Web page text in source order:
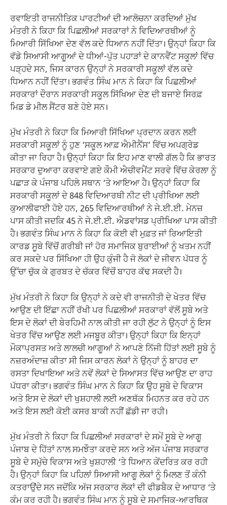
ਰਵਾਇਤੀ ਰਾਜਨੀਤਿਕ ਪਾਰਟੀਆਂ ਦੀ ਆਲੋਚਨਾ ਕਰਦਿਆਂ ਮੁੱਖ
ਮੰਤਰੀ ਨੇ ਕਿਹਾ ਕਿ ਪਿਛਲੀਆਂ ਸਰਕਾਰਾਂ ਨੇ ਵਿਦਿਆਰਥੀਆਂ ਨੂੰ
ਮਿਆਰੀ ਸਿੱਖਿਆ ਦੇਣ ਵੱਲ ਕਦੇ ਧਿਆਨ ਨਹੀਂ ਦਿੱਤਾ। ਉਨ੍ਹਾਂ ਕਿਹਾ ਕਿ
ਵੱਡੇ ਸਿਆਸੀ ਆਗੂਆਂ ਦੇ ਧੀਆਂ-ਪੁੱਤ ਪਹਾੜਾਂ ਦੇ ਕਾਨਵੈਂਟ ਸਕੂਲਾਂ ਵਿੱਚ
ਪੜ੍ਹਦੇ ਸਨ, ਜਿਸ ਕਾਰਨ ਉਨ੍ਹਾਂ ਨੇ ਸਰਕਾਰੀ ਸਕੂਲਾਂ ਵੱਲ ਕਦੇ
ਧਿਆਨ ਨਹੀਂ ਦਿੱਤਾ। ਭਗਵੰਤ ਸਿੰਘ ਮਾਨ ਨੇ ਕਿਹਾ ਕਿ ਪਿਛਲੀਆਂ
ਸਰਕਾਰਾਂ ਦੌਰਾਨ ਸਰਕਾਰੀ ਸਕੂਲ ਸਿੱਖਿਆ ਦੇਣ ਦੀ ਬਜਾਏ ਸਿਰਫ਼
ਮਿਡ ਡੇ ਮੀਲ ਸੈਂਟਰ ਬਣੇ ਹੋਏ ਸਨ।
ਮੁੱਖ ਮੰਤਰੀ ਨੇ ਕਿਹਾ ਕਿ ਮਿਆਰੀ ਸਿੱਖਿਆ ਪ੍ਰਦਾਨ ਕਰਨ ਲਈ
ਸਰਕਾਰੀ ਸਕੂਲਾਂ ਨੂੰ ਹੁਣ ‘ਸਕੂਲ ਆਫ਼ ਐਮੀਨੈਂਸ’ ਵਿੱਚ ਅਪਗ੍ਰੇਡ
ਕੀਤਾ ਜਾ ਰਿਹਾ ਹੈ। ਉਨ੍ਹਾਂ ਕਿਹਾ ਕਿ ਇਹ ਮਾਣ ਵਾਲੀ ਗੱਲ ਹੈ ਕਿ ਭਾਰਤ
ਸਰਕਾਰ ਦੁਆਰਾ ਕਰਵਾਏ ਗਏ ਕੌਮੀ ਐਚੀਵਮੈਂਟ ਸਰਵੇ ਵਿੱਚ ਕੇਰਲਾ ਨੂੰ
ਪਛਾੜ ਕੇ ਪੰਜਾਬ ਪਹਿਲੇ ਸਥਾਨ ‘ਤੇ ਆਇਆ ਹੈ। ਉਨ੍ਹਾਂ ਕਿਹਾ ਕਿ
ਸਰਕਾਰੀ ਸਕੂਲਾਂ ਦੇ 848 ਵਿਦਿਆਰਥੀ ਨੀਟ ਦੀ ਪ੍ਰੀਖਿਆ ਲਈ
ਕੁਆਲੀਫਾਈ ਹੋਏ ਹਨ, 265 ਵਿਦਿਆਰਥੀਆਂ ਨੇ ਜੇ.ਈ.ਈ. ਮੇਨਜ਼
ਪਾਸ ਕੀਤੀ ਜਦਕਿ 45 ਨੇ ਜੇ.ਈ.ਈ. ਐਡਵਾਂਸਡ ਪ੍ਰੀਖਿਆ ਪਾਸ ਕੀਤੀ
ਹੈ। ਭਗਵੰਤ ਸਿੰਘ ਮਾਨ ਨੇ ਕਿਹਾ ਕਿ ਕੋਈ ਵੀ ਮੁਫ਼ਤ ਜਾਂ ਰਿਆਇਤੀ
ਕਾਰਡ ਸੂਬੇ ਵਿੱਚੋਂ ਗਰੀਬੀ ਜਾਂ ਹੋਰ ਸਮਾਜਿਕ ਬੁਰਾਈਆਂ ਨੂੰ ਖਤਮ ਨਹੀਂ
ਕਰ ਸਕਦੇ ਪਰ ਸਿੱਖਿਆ ਹੀ ਉਹ ਕੁੰਜੀ ਹੈ ਜੋ ਲੋਕਾਂ ਦੇ ਜੀਵਨ ਪੱਧਰ ਨੂੰ
ਉੱਚਾ ਚੁੱਕ ਕੇ ਗੁਰਬਤ ਦੇ ਚੱਕਰ ਵਿੱਚੋਂ ਬਾਹਰ ਕੱਢ ਸਕਦੀ ਹੈ।
ਮੁੱਖ ਮੰਤਰੀ ਨੇ ਕਿਹਾ ਕਿ ਉਨ੍ਹਾਂ ਨੇ ਕਦੇ ਵੀ ਰਾਜਨੀਤੀ ਦੇ ਖੇਤਰ ਵਿੱਚ
ਆਉਣ ਦੀ ਇੱਛਾ ਨਹੀਂ ਰੱਖੀ ਪਰ ਪਿਛਲੀਆਂ ਸਰਕਾਰਾਂ ਵੱਲੋਂ ਸੂਬੇ ਅਤੇ
ਇਸ ਦੇ ਲੋਕਾਂ ਦੀ ਬੇਰਹਿਮੀ ਨਾਲ ਕੀਤੀ ਜਾ ਰਹੀ ਲੁੱਟ ਨੇ ਉਨ੍ਹਾਂ ਨੂੰ ਇਸ
ਖੇਤਰ ਵਿੱਚ ਆਉਣ ਲਈ ਮਜਬੂਰ ਕੀਤਾ। ਉਨ੍ਹਾਂ ਕਿਹਾ ਕਿ ਇਨ੍ਹਾਂ
ਮੌਕਾਪ੍ਰਸਤ ਅਤੇ ਲਾਲਚੀ ਆਗੂਆਂ ਨੇ ਆਪਣੇ ਨਿੱਜੀ ਹਿੱਤਾਂ ਲਈ ਸੂਬੇ ਨੂੰ
ਨਜ਼ਰਅੰਦਾਜ਼ ਕੀਤਾ ਸੀ ਜਿਸ ਕਾਰਨ ਲੋਕਾਂ ਨੇ ਉਨ੍ਹਾਂ ਨੂੰ ਬਾਹਰ ਦਾ
ਰਸਤਾ ਦਿਖਾਇਆ ਅਤੇ ਨਵੇਂ ਲੋਕਾਂ ਦੇ ਸਿਆਸਤ ਵਿੱਚ ਆਉਣ ਦਾ ਰਾਹ
ਪੱਧਰਾ ਕੀਤਾ। ਭਗਵੰਤ ਸਿੰਘ ਮਾਨ ਨੇ ਕਿਹਾ ਕਿ ਉਹ ਸੂਬੇ ਦੇ ਵਿਕਾਸ
ਅਤੇ ਇਸ ਦੇ ਲੋਕਾਂ ਦੀ ਖੁਸ਼ਹਾਲੀ ਲਈ ਅਣਥੱਕ ਮਿਹਨਤ ਕਰ ਰਹੇ ਹਨ
ਅਤੇ ਇਸ ਲਈ ਕੋਈ ਕਸਰ ਬਾਕੀ ਨਹੀਂ ਛੱਡੀ ਜਾ ਰਹੀ।
ਮੁੱਖ ਮੰਤਰੀ ਨੇ ਕਿਹਾ ਕਿ ਪਿਛਲੀਆਂ ਸਰਕਾਰਾਂ ਦੇ ਸਮੇਂ ਸੂਬੇ ਦੇ ਆਗੂ
ਪੰਜਾਬ ਦੇ ਹਿੱਤਾਂ ਨਾਲ ਸਮਝੌਤਾ ਕਰਦੇ ਸਨ ਅਤੇ ਅੱਜ ਪੰਜਾਬ ਸਰਕਾਰ
ਸੂਬੇ ਦੇ ਸਮੁੱਚੇ ਵਿਕਾਸ ਅਤੇ ਖੁਸ਼ਹਾਲੀ ‘ਤੇ ਧਿਆਨ ਕੇਂਦਰਿਤ ਕਰ ਰਹੀ
ਹੈ। ਉਨ੍ਹਾਂ ਕਿਹਾ ਕਿ ਪਹਿਲਾਂ ਸਿਆਸੀ ਆਗੂ ਲੋਕਾਂ ਨੂੰ ਮਿਲਣ ਤੋਂ ਕੰਨੀ
ਕਤਰਾਉਂਦੇ ਸਨ ਜਦੋਂਕਿ ਅੱਜ ਸਰਕਾਰ ਲੋਕਾਂ ਦੀ ਫੀਡਬੈਕ ਦੇ ਆਧਾਰ ‘ਤੇ
ਕੰਮ ਕਰ ਰਹੀ ਹੈ। ਭਗਵੰਤ ਸਿੰਘ ਮਾਨ ਨੂੰ ਸੂਬੇ ਦੇ ਸਮਾਜਿਕ-ਆਰਥਿਕ